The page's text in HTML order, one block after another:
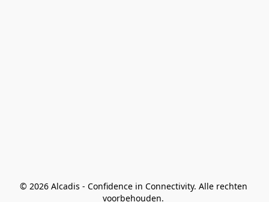
© 2026 Alcadis - Confidence in Connectivity. Alle rechten
voorbehouden.